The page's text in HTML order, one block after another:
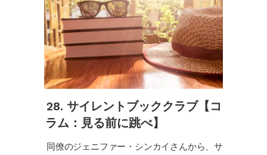
28. サイレントブッククラブ【コ
ラム：見る前に跳べ】
同僚のジェニファー・シンカイさんから、サ